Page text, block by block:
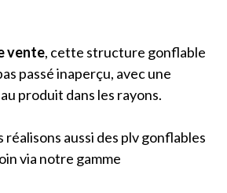
vente, cette structure gonflable
passé inaperçu, avec une
produit dans les rayons.
réalisons aussi des plv gonflables
via notre gamme